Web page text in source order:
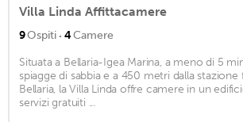
Villa Linda Affittacamere
9Ospiti · 4Camere
Situata a Bellaria-Igea Marina, a meno di 5
spiagge di sabbia e a 450 metri dalla stazione
Bellaria, la Villa Linda offre camere in un
servizi gratuiti ...